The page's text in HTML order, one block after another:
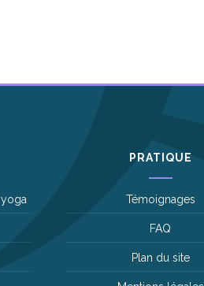
PRATIQUE
Témoignages
FAQ
Plan du site